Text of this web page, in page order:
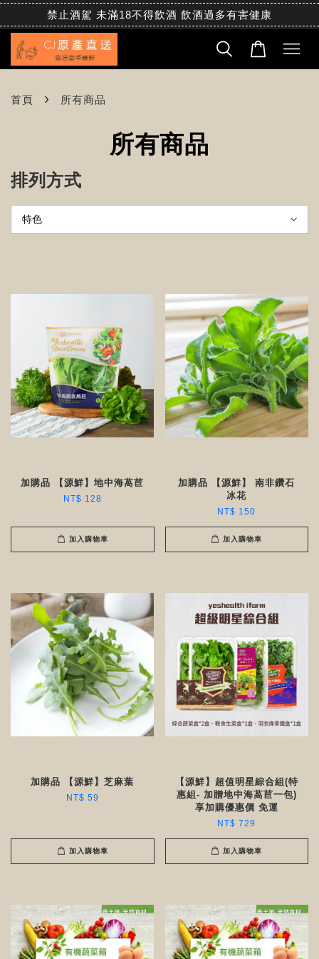
禁止酒駕 未滿18不得飲酒 飲酒過多有害健康
首頁 › 所有商品
所有商品
排列方式
加購品 【源鮮】地中海萵苣
NT$ 128
加入購物車
加購品 【源鮮】 南非鑽石
冰花
NT$ 150
加入購物車
加購品 【源鮮】芝麻葉
NT$ 59
加入購物車
【源鮮】超值明星綜合組(特
惠組- 加贈地中海萵苣一包)
享加購優惠價 免運
NT$ 729
加入購物車